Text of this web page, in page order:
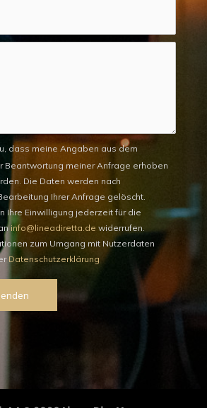
dass meine Angaben aus dem
Beantwortung meiner Anfrage erhoben
Die Daten werden nach
Ihrer Anfrage gelöscht.
Ihre Einwilligung jederzeit für die
info@lineadiretta.de widerrufen.
zum Umgang mit Nutzerdaten
Datenschutzerklärung